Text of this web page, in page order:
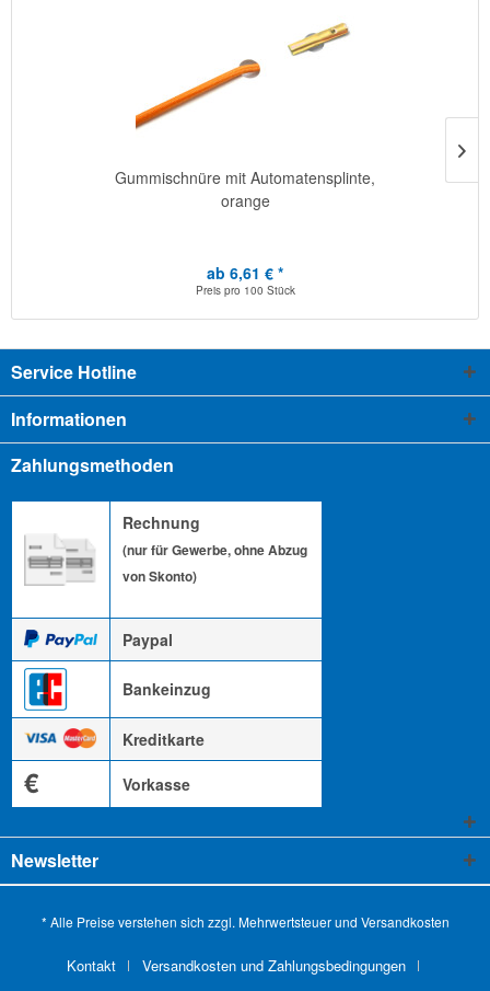
Gummischnüre mit Automatensplinte,
orange
ab 6,61 € *
Preis pro 100 Stück
Service Hotline
Informationen
Zahlungsmethoden
Rechnung
(nur für Gewerbe, ohne Abzug
von Skonto)
Paypal
Bankeinzug
Kreditkarte
€ Vorkasse
Newsletter
* Alle Preise verstehen sich zzgl. Mehrwertsteuer und Versandkosten
Kontakt Versandkosten und Zahlungsbedingungen